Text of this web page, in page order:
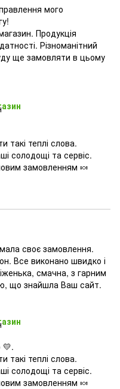
мого
Продукція
Різноманітний
ще замовляти в цьому
теплі слова.
солодощі та сервіс.
замовленням 🍬
своє замовлення.
Все виконано швидко і
смачна, з гарним
що знайшла Ваш сайт.
теплі слова.
солодощі та сервіс.
замовленням 🍬